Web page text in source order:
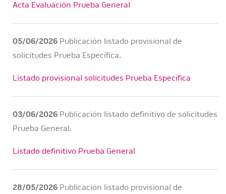
Acta Evaluación Prueba General
05/06/2026 Publicación listado provisional de
solicitudes Prueba Específica.
Listado provisional solicitudes Prueba Específica
03/06/2026 Publicación listado definitivo de solicitudes
Prueba General.
Listado definitivo Prueba General
28/05/2026 Publicación listado provisional de